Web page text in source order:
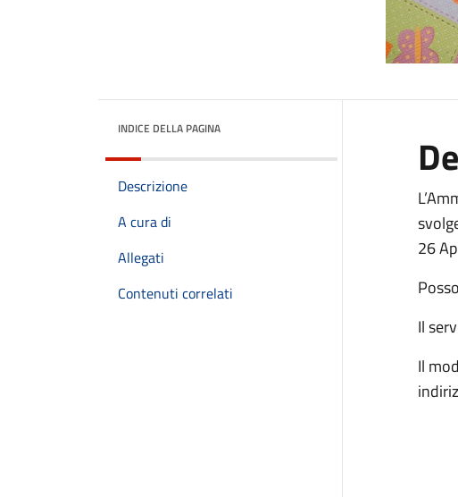
INDICE DELLA PAGINA
Descrizione
A cura di
Allegati
Contenuti correlati
26
Il
Il